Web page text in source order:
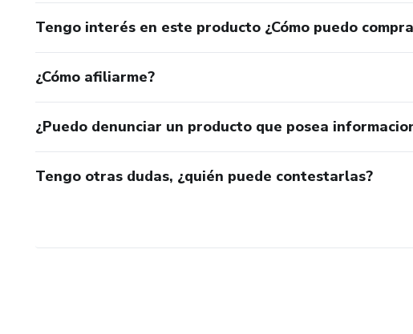
Tengo interés en este producto ¿Cómo puedo
¿Cómo afiliarme?
¿Puedo denunciar un producto que posea
Tengo otras dudas, ¿quién puede contestarlas?